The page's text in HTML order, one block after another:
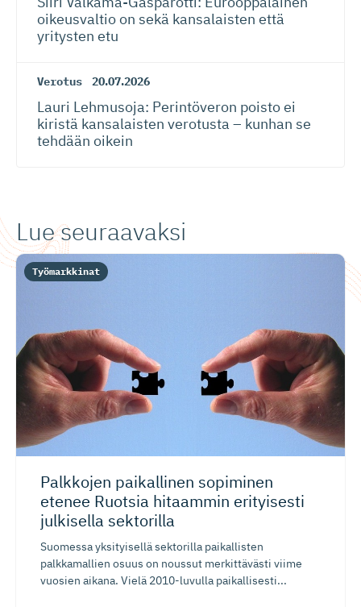
oikeusvaltio on sekä kansalaisten että
yritysten etu
Verotus 20.07.2026
Lauri Lehmusoja: Perintöveron poisto ei
kiristä kansalaisten verotusta – kunhan se
tehdään oikein
Lue seuraavaksi
Palkkojen paikallinen sopiminen
etenee Ruotsia hitaammin erityisesti
julkisella sektorilla
Suomessa yksityisellä sektorilla paikallisten
palkkamallien osuus on noussut merkittävästi viime
vuosien aikana. Vielä 2010-luvulla paikallisesti...
Työmarkkinat